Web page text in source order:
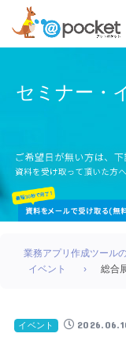
セミナー・
業務アプリ作成ツール
イベント
総合
イベント